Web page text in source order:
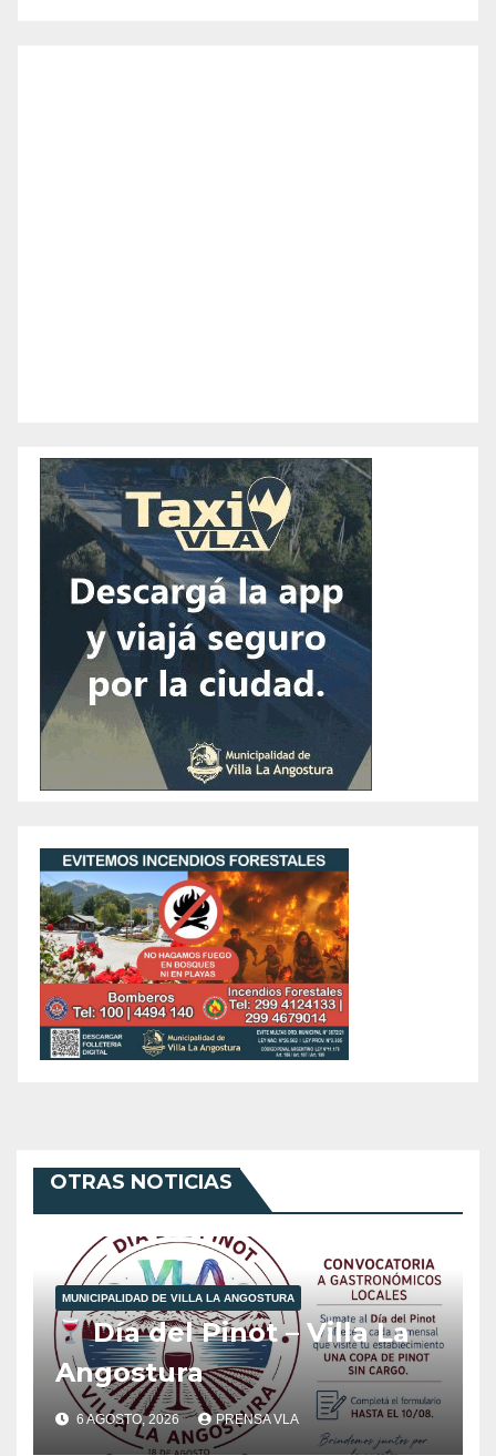
OTRAS NOTICIAS
MUNICIPALIDAD DE VILLA LA ANGOSTURA
Día del Pinot – Villa La
Angostura
6 AGOSTO, 2026 PRENSA VLA